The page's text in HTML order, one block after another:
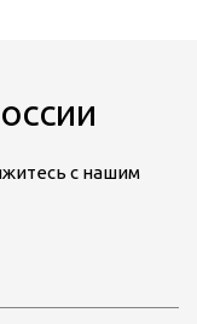
с нашим